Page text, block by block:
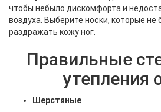
чтобы небыло дискомфорта и
воздуха. Выберите носки, которые не
раздражать кожу ног.
Правильные
утепления
Шерстяные